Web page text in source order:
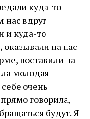
куда-то
нас вдруг
и куда-то
оказывали на нас
поставили на
молодая
очень
говорила,
будут. Я